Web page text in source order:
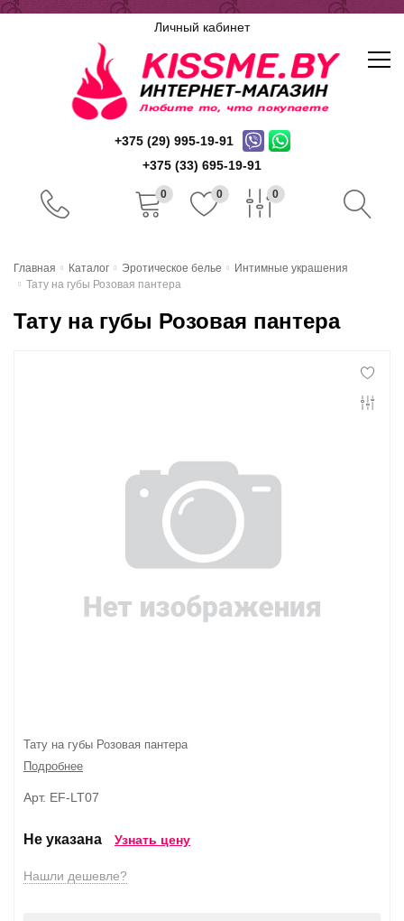
Личный кабинет
+375 (29) 995-19-91
+375 (33) 695-19-91
0 0 0
Доставка и оплата
Гарантии и возврат
Беспроцентная рассрочка
Главная Каталог Эротическое белье
Интимные украшения
Тату на губы Розовая пантера
Тату на губы Розовая пантера
Тату на губы Розовая пантера
Подробнее
Арт. EF-LT07
Не указана Узнать цену
Нашли дешевле?